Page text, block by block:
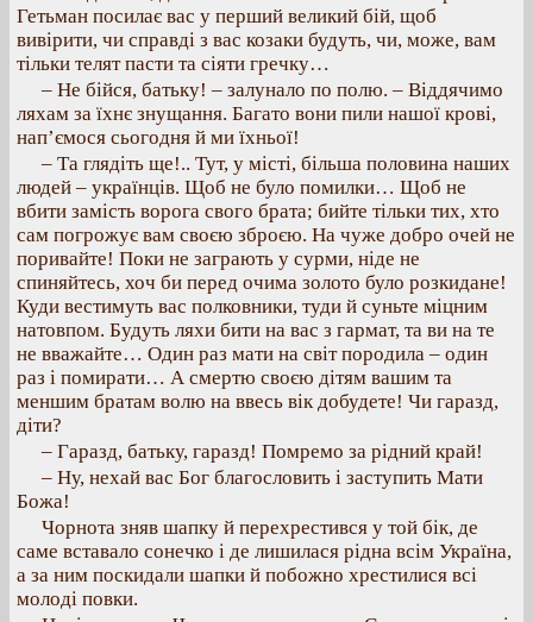
Гетьман посилає вас у перший великий бій, щоб
вивірити, чи справді з вас козаки будуть, чи, може, вам
тільки телят пасти та сіяти гречку…
– Не бійся, батьку! – залунало по полю. – Віддячимо
ляхам за їхнє знущання. Багато вони пили нашої крові,
нап’ємося сьогодня й ми їхньої!
– Та глядіть ще!.. Тут, у місті, більша половина наших
людей – українців. Щоб не було помилки… Щоб не
вбити замість ворога свого брата; бийте тільки тих, хто
сам погрожує вам своєю зброєю. На чуже добро очей не
поривайте! Поки не заграють у сурми, ніде не
спиняйтесь, хоч би перед очима золото було розкидане!
Куди вестимуть вас полковники, туди й суньте міцним
натовпом. Будуть ляхи бити на вас з гармат, та ви на те
не вважайте… Один раз мати на світ породила – один
раз і помирати… А смертю своєю дітям вашим та
меншим братам волю на ввесь вік добудете! Чи гаразд,
діти?
– Гаразд, батьку, гаразд! Помремо за рідний край!
– Ну, нехай вас Бог благословить і заступить Мати
Божа!
Чорнота зняв шапку й перехрестився у той бік, де
саме вставало сонечко і де лишилася рідна всім Україна,
а за ним поскидали шапки й побожно хрестилися всі
молоді повки.